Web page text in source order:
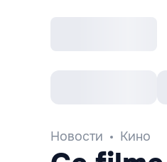
Новости Кино